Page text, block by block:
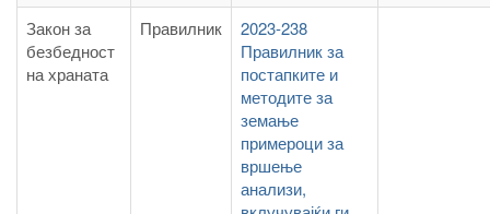
Закон за
безбедност
на храната
Правилник
2023-238
Правилник за
постапките и
методите за
земање
примероци за
вршење
анализи,